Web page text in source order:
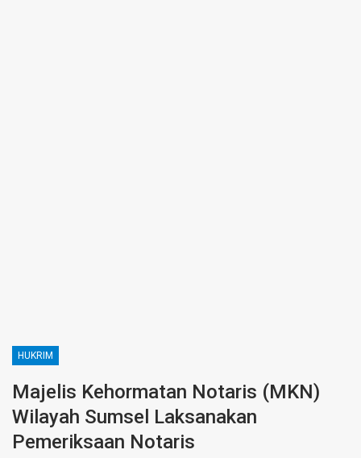
HUKRIM
Majelis Kehormatan Notaris (MKN)
Wilayah Sumsel Laksanakan
Pemeriksaan Notaris